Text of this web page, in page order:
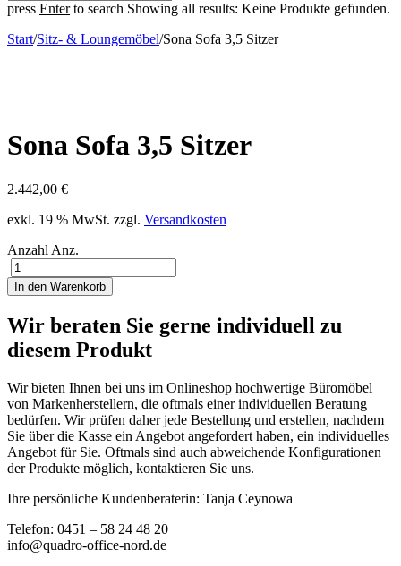
press Enterto search Showing all results: Keine Produkte gefunden.
Start/Sitz- & Loungemöbel/Sona Sofa 3,5 Sitzer
Sona Sofa 3,5 Sitzer
2.442,00 €
exkl. 19 % MwSt. zzgl. Versandkosten
Anzahl Anz.
In den Warenkorb
Wir beraten Sie gerne individuell zu
diesem Produkt
Wir bieten Ihnen bei uns im Onlineshop hochwertige Büromöbel
von Markenherstellern, die oftmals einer individuellen Beratung
bedürfen. Wir prüfen daher jede Bestellung und erstellen, nachdem
Sie über die Kasse ein Angebot angefordert haben, ein individuelles
Angebot für Sie. Oftmals sind auch abweichende Konfigurationen
der Produkte möglich, kontaktieren Sie uns.
Ihre persönliche Kundenberaterin: Tanja Ceynowa
Telefon: 0451 – 58 24 48 20
info@quadro-office-nord.de